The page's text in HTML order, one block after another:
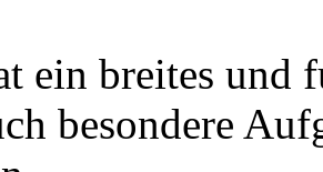
ein breites und
besondere